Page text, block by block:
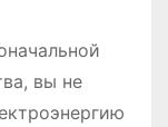
вы не